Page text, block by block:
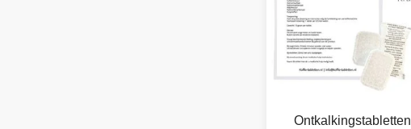
Ontkalkingstabletten